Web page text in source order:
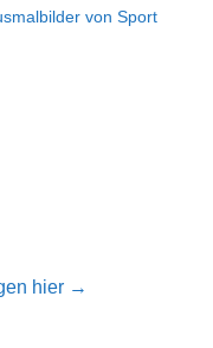
von Sport
hier →